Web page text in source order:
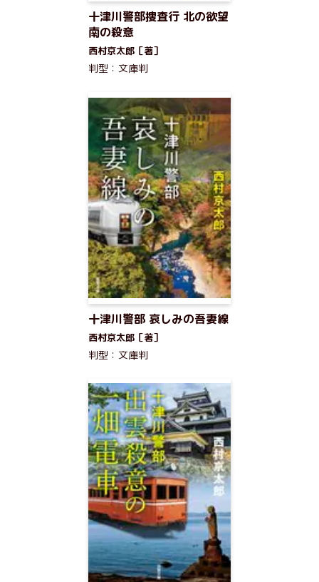
十津川警部捜査行 北の欲望
南の殺意
西村京太郎［著］
判型：文庫判
十津川警部 哀しみの吾妻線
西村京太郎［著］
判型：文庫判